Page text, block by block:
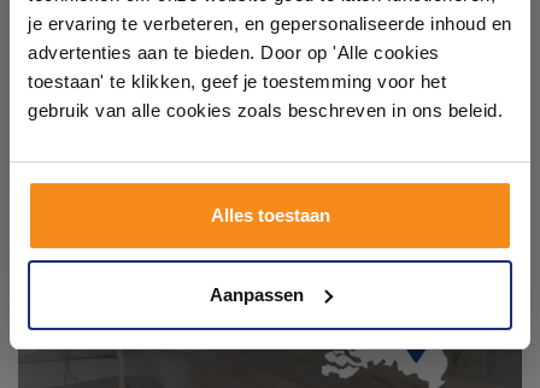
je ervaring te verbeteren, en gepersonaliseerde inhoud en
advertenties aan te bieden. Door op 'Alle cookies
toestaan' te klikken, geef je toestemming voor het
gebruik van alle cookies zoals beschreven in ons beleid.
Alles toestaan
Aanpassen
Laat je inspireren door 21 volledig ingerichte
badkameropstellingen – van compact tot luxe. Onze
ervaren adviseurs helpen je persoonlijk, en je vindt
tegels & sanitair direct uit voorraad. Gratis parkeren
op eigen terrein.
Kom langs en ervaar zelf het verschil!